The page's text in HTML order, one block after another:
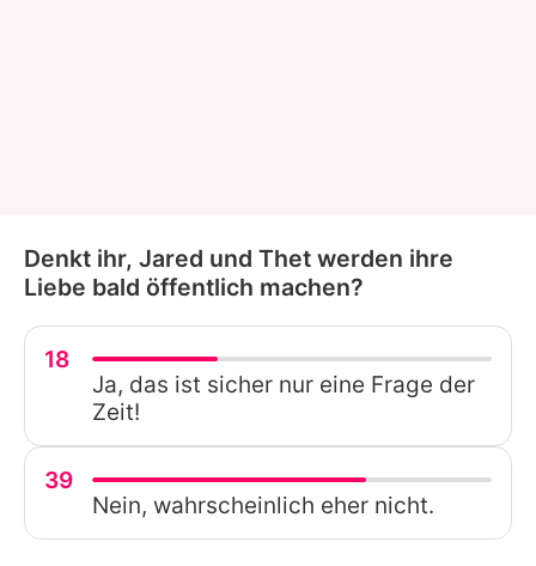
Denkt ihr, Jared und Thet werden ihre
Liebe bald öffentlich machen?
18
Ja, das ist sicher nur eine Frage der
Zeit!
39
Nein, wahrscheinlich eher nicht.